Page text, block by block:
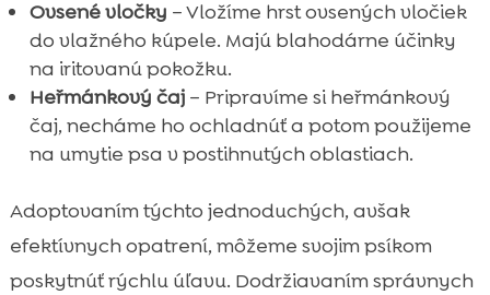
Ovsené vločky – Vložíme hrst ovsených vločiek
do vlažného kúpele. Majú blahodárne účinky
na iritovanú pokožku.
Heřmánkový čaj– Pripravíme si heřmánkový
čaj, necháme ho ochladnúť a potom použijeme
na umytie psa v postihnutých oblastiach.
Adoptovaním týchto jednoduchých, avšak
efektívnych opatrení, môžeme svojim psíkom
poskytnúť rýchlu úľavu. Dodržiavaním správnych